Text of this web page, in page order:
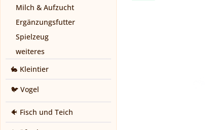
Milch & Aufzucht
Ergänzungsfutter
Spielzeug
weiteres
🐇 Kleintier
🐦 Vogel
🐠 Fisch und Teich